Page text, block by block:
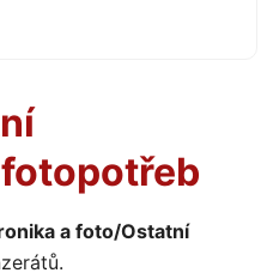
a foto/Ostatní